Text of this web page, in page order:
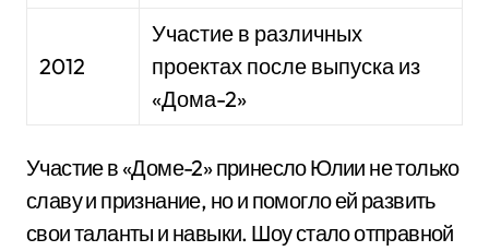
2012
Участие в различных
проектах после выпуска из
«Дома-2»
Участие в «Доме-2» принесло Юлии не только
славу и признание, но и помогло ей развить
свои таланты и навыки. Шоу стало отправной